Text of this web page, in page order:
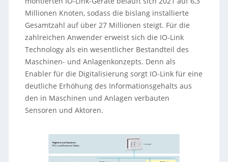
Millionen Knoten, sodass die bislang installierte
Gesamtzahl auf über 27 Millionen steigt. Für die
zahlreichen Anwender erweist sich die IO-Link
Technology als ein wesentlicher Bestandteil des
Maschinen- und Anlagenkonzepts. Denn als
Enabler für die Digitalisierung sorgt IO-Link für eine
deutliche Erhöhung des Informationsgehalts aus
den in Maschinen und Anlagen verbauten
Sensoren und Aktoren.